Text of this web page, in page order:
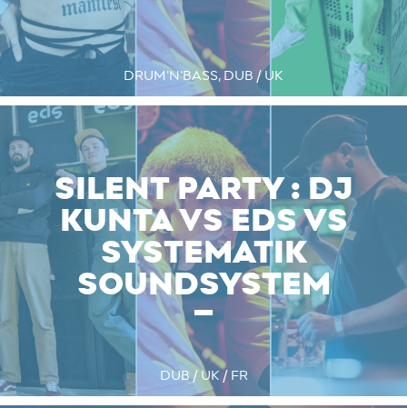
DRUM'N'BASS, DUB / UK
SILENT PARTY : DJ
KUNTA VS EDS VS
SYSTEMATIK
SOUNDSYSTEM
DUB / UK / FR